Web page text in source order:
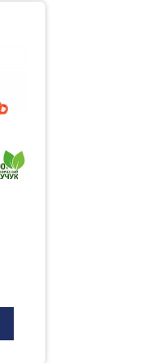
массаж ступней
органов, а также
участках более ровной и
– это
мыльного раствора -
тепла.